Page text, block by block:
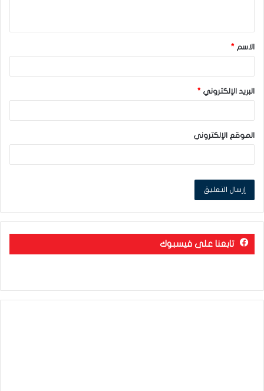
ق
*الاسم *
البريد الإلكتروني *
الموقع الإلكتروني
تابعنا على فيسبوك